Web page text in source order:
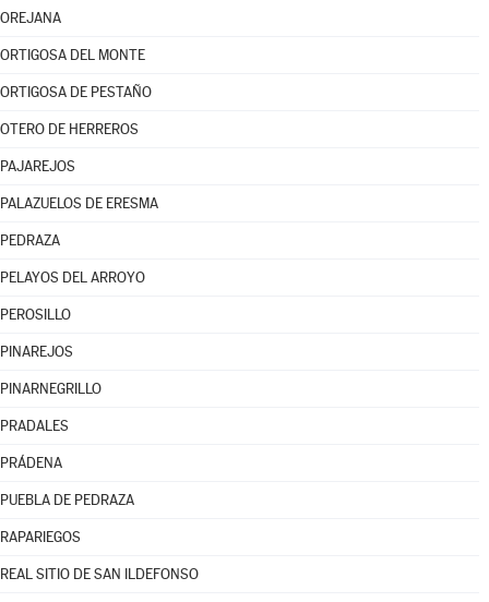
OREJANA
ORTIGOSA DEL MONTE
ORTIGOSA DE PESTAÑO
OTERO DE HERREROS
PAJAREJOS
PALAZUELOS DE ERESMA
PEDRAZA
PELAYOS DEL ARROYO
PEROSILLO
PINAREJOS
PINARNEGRILLO
PRADALES
PRÁDENA
PUEBLA DE PEDRAZA
RAPARIEGOS
REAL SITIO DE SAN ILDEFONSO